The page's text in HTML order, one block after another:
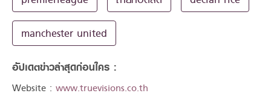
manchester united
อัปเดตข่าวล่าสุดก่อนใคร :
Website : www.truevisions.co.th